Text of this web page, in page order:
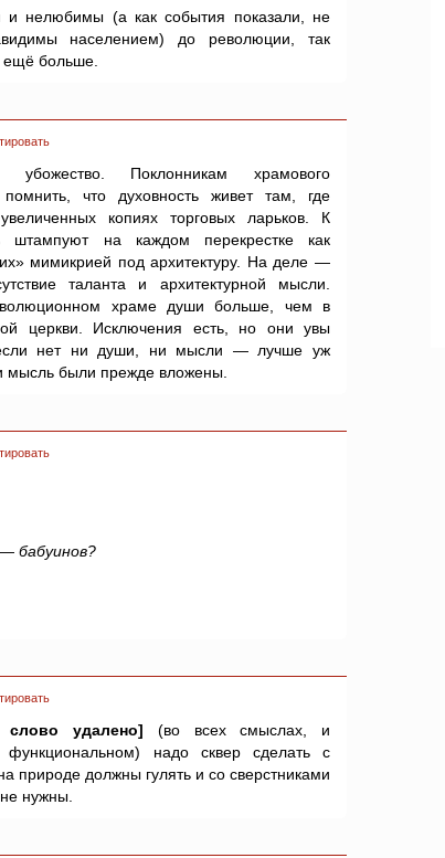
нелюбимы (а как события показали, не
населением) до революции, так
ещё больше.
убожество. Поклонникам храмового
что духовность живет там, где
копиях торговых ларьков. К
штампуют на каждом перекрестке как
мимикрией под архитектуру. На деле —
таланта и архитектурной мысли.
храме души больше, чем в
церкви. Исключения есть, но они увы
нет ни души, ни мысли — лучше уж
мысль были прежде вложены.
— бабуинов?
слово удалено] (во всех смыслах, и
функциональном) надо сквер сделать с
природе должны гулять и со сверстниками
нужны.